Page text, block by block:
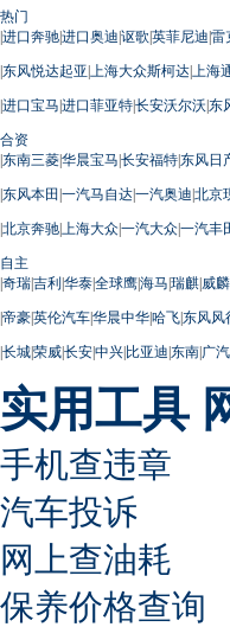
热门
|进口奔驰|进口奥迪|讴歌|英菲尼迪|雷
|东风悦达起亚| 上海大众斯柯达| 上海
|进口宝马|进口菲亚特|长安沃尔沃|东
合资
|东南三菱|华晨宝马|长安福特|东风日
|东风本田 |一汽马自达|一汽奥迪|北京
|北京奔驰| 上海大众|一汽大众|一汽丰
自主
|奇瑞|吉利|华泰|全球鹰|海马|瑞麒|威麟
|帝豪|英伦汽车|华晨中华|哈飞|东风风
|长城|荣威|长安|中兴|比亚迪|东南|广汽
实用工具
手机查违章
汽车投诉
网上查油耗
保养价格查询